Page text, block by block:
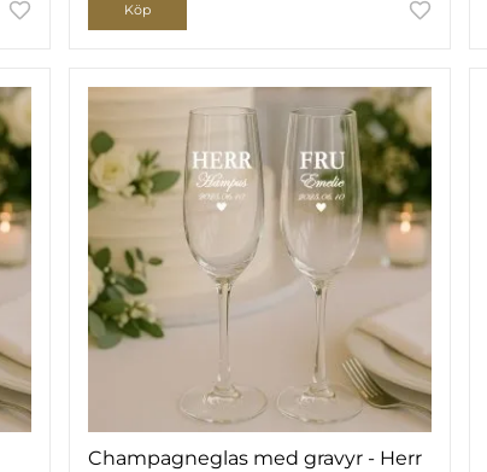
Köp
Champagneglas med gravyr - Herr